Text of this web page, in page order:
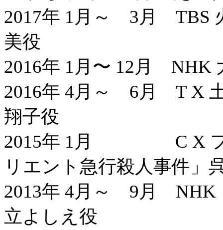
2017年 1月～ 3月 TBS
美役
2016年 1月〜 12月 NHK
2016年 4月～ 6月 T X
翔子役
2015年 1月 C X フジ
リエント急行殺人事件」
2013年 4月～ 9月 NHK
立よしえ役